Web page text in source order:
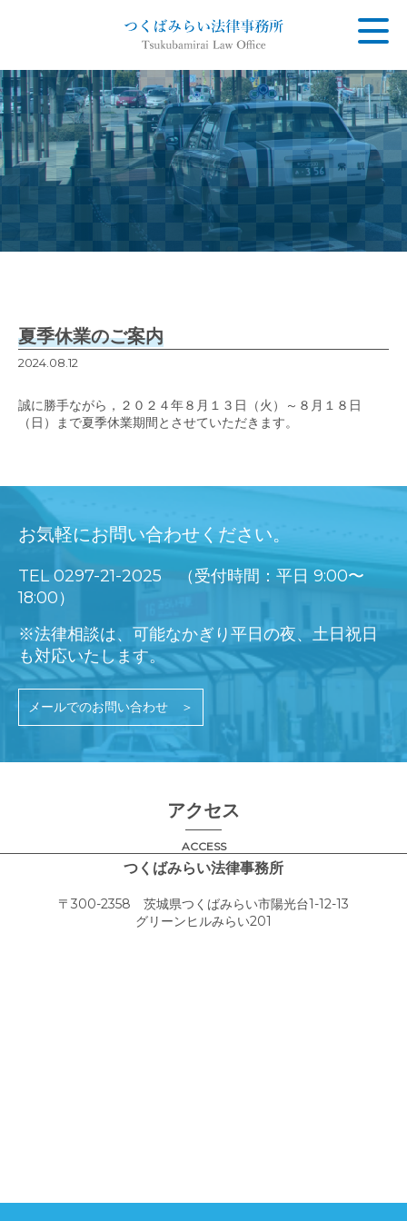
事務所のご案内
弁護士のご紹介
【取扱業務】一般民事
【取扱業務】家事事件
夏季休業のご案内
2024.08.12
誠に勝手ながら，２０２４年８月１３日（火）～８月１８日
（日）まで夏季休業期間とさせていただきます。
お気軽にお問い合わせください。
TEL0297-21-2025 （受付時間：平日 9:00〜
18:00）
※法律相談は、可能なかぎり平日の夜、土日祝日
も対応いたします。
メールでのお問い合わせ ＞
アクセス
ACCESS
つくばみらい法律事務所
〒300-2358 茨城県つくばみらい市陽光台1-12-13
グリーンヒルみらい201